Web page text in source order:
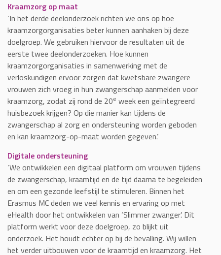
Kraamzorg op maat
‘In het derde deelonderzoek richten we ons op hoe
kraamzorgorganisaties beter kunnen aanhaken bij deze
doelgroep. We gebruiken hiervoor de resultaten uit de
eerste twee deelonderzoeken. Hoe kunnen
kraamzorgorganisaties in samenwerking met de
verloskundigen ervoor zorgen dat kwetsbare zwangere
vrouwen zich vroeg in hun zwangerschap aanmelden voor
kraamzorg, zodat zij rond de 20e week een geïntegreerd
huisbezoek krijgen? Op die manier kan tijdens de
zwangerschap al zorg en ondersteuning worden geboden
en kan kraamzorg-op-maat worden gegeven.’
Digitale ondersteuning
‘We ontwikkelen een digitaal platform om vrouwen tijdens
de zwangerschap, kraamtijd en de tijd daarna te begeleiden
en om een gezonde leefstijl te stimuleren. Binnen het
Erasmus MC deden we veel kennis en ervaring op met
eHealth door het ontwikkelen van ‘Slimmer zwanger’. Dit
platform werkt voor deze doelgroep, zo blijkt uit
onderzoek. Het houdt echter op bij de bevalling. Wij willen
het verder uitbouwen voor de kraamtijd en kraamzorg. Het